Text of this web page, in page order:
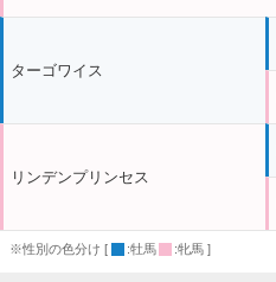
ターゴワイス
リンデンプリンセス
※性別の色分け [ :牡馬 :牝馬 ]